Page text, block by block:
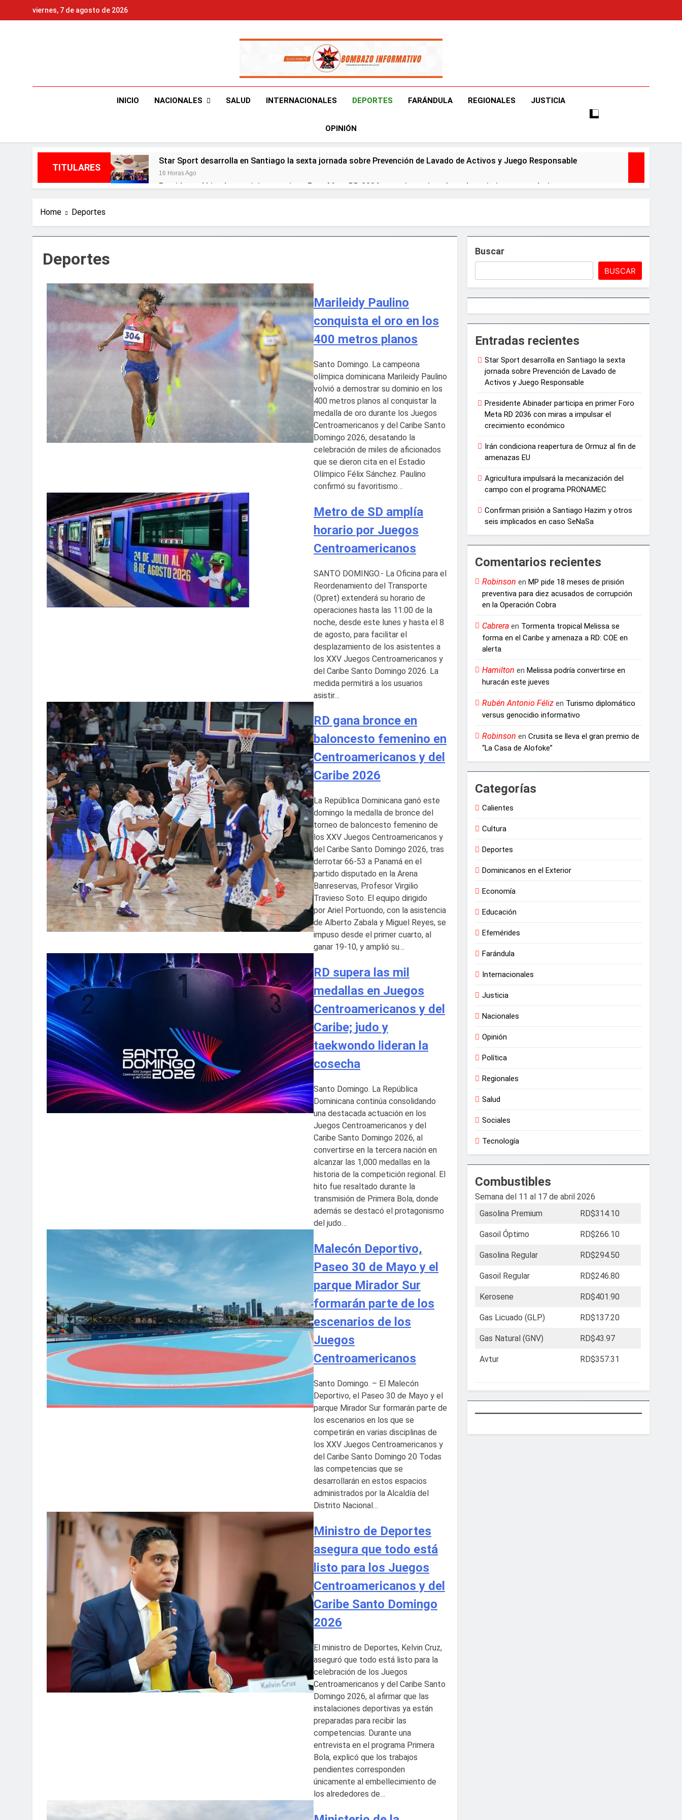
viernes, 7 de agosto de 2026
Bombazo Informativo
INICIO NACIONALES SALUD INTERNACIONALES DEPORTES FARÁNDULA REGIONALES JUSTICIA
OPINIÓN
TITULARES
Star Sport desarrolla en Santiago la sexta jornada sobre Prevención de Lavado de Activos y Juego Responsable
16 Horas Ago
Presidente Abinader participa en primer Foro Meta RD 2036 con miras a impulsar el crecimiento económico
Agricultura impulsará la mecanización del campo con el programa PRONAMEC
Marileidy Paulino conquista el oro en los 400 metros planos
22 Horas Ago
Sector de bancas deportivas plantea posición sobre proyecto de Ley General de Juegos de Azar
2 Días Ago
Metro de SD amplía horario por Juegos Centroamericanos
4 Días Ago
Embajada dominicana en Francia y Banreservas lanzan convocatoria para residencias artísticas en París
4 Días Ago
Gobierno da continuidad al proyecto Azua II – Pueblo Viejo, fortaleciendo el desarrollo agrícola de la provincia
4 Días Ago
Home Deportes
Deportes
Marileidy Paulino
conquista el oro en los
400 metros planos
Santo Domingo. La campeona
olímpica dominicana Marileidy Paulino
volvió a demostrar su dominio en los
400 metros planos al conquistar la
medalla de oro durante los Juegos
Centroamericanos y del Caribe Santo
Domingo 2026, desatando la
celebración de miles de aficionados
que se dieron cita en el Estadio
Olímpico Félix Sánchez. Paulino
confirmó su favoritismo…
Metro de SD amplía
horario por Juegos
Centroamericanos
SANTO DOMINGO.- La Oficina para el
Reordenamiento del Transporte
(Opret) extenderá su horario de
operaciones hasta las 11:00 de la
noche, desde este lunes y hasta el 8
de agosto, para facilitar el
desplazamiento de los asistentes a
los XXV Juegos Centroamericanos y
del Caribe Santo Domingo 2026. La
medida permitirá a los usuarios
asistir…
RD gana bronce en
baloncesto femenino en
Centroamericanos y del
Caribe 2026
La República Dominicana ganó este
domingo la medalla de bronce del
torneo de baloncesto femenino de
los XXV Juegos Centroamericanos y
del Caribe Santo Domingo 2026, tras
derrotar 66-53 a Panamá en el
partido disputado en la Arena
Banreservas, Profesor Virgilio
Travieso Soto. El equipo dirigido
por Ariel Portuondo, con la asistencia
de Alberto Zabala y Miguel Reyes, se
impuso desde el primer cuarto, al
ganar 19-10, y amplió su…
RD supera las mil
medallas en Juegos
Centroamericanos y del
Caribe; judo y
taekwondo lideran la
cosecha
Santo Domingo. La República
Dominicana continúa consolidando
una destacada actuación en los
Juegos Centroamericanos y del
Caribe Santo Domingo 2026, al
convertirse en la tercera nación en
alcanzar las 1,000 medallas en la
historia de la competición regional. El
hito fue resaltado durante la
transmisión de Primera Bola, donde
además se destacó el protagonismo
del judo…
Malecón Deportivo,
Paseo 30 de Mayo y el
parque Mirador Sur
formarán parte de los
escenarios de los
Juegos
Centroamericanos
Santo Domingo. – El Malecón
Deportivo, el Paseo 30 de Mayo y el
parque Mirador Sur formarán parte de
los escenarios en los que se
competirán en varias disciplinas de
los XXV Juegos Centroamericanos y
del Caribe Santo Domingo 20 Todas
las competencias que se
desarrollarán en estos espacios
administrados por la Alcaldía del
Distrito Nacional…
Ministro de Deportes
asegura que todo está
listo para los Juegos
Centroamericanos y del
Caribe Santo Domingo
2026
El ministro de Deportes, Kelvin Cruz,
aseguró que todo está listo para la
celebración de los Juegos
Centroamericanos y del Caribe Santo
Domingo 2026, al afirmar que las
instalaciones deportivas ya están
preparadas para recibir las
competencias. Durante una
entrevista en el programa Primera
Bola, explicó que los trabajos
pendientes corresponden
únicamente al embellecimiento de
los alrededores de…
Buscar
BUSCAR
Entradas recientes
Star Sport desarrolla en Santiago la sexta
jornada sobre Prevención de Lavado de
Activos y Juego Responsable
Presidente Abinader participa en primer Foro
Meta RD 2036 con miras a impulsar el
crecimiento económico
Irán condiciona reapertura de Ormuz al fin de
amenazas EU
Agricultura impulsará la mecanización del
campo con el programa PRONAMEC
Confirman prisión a Santiago Hazim y otros
seis implicados en caso SeNaSa
Comentarios recientes
Robinson enMP pide 18 meses de prisión
preventiva para diez acusados de corrupción
en la Operación Cobra
Cabrera en Tormenta tropical Melissa se
forma en el Caribe y amenaza a RD: COE en
alerta
Hamilton enMelissa podría convertirse en
huracán este jueves
Rubén Antonio Féliz en Turismo diplomático
versus genocidio informativo
Robinson enCrusita se lleva el gran premio de
“La Casa de Alofoke”
Categorías
Calientes
Cultura
Deportes
Dominicanos en el Exterior
Economía
Educación
Efemérides
Farándula
Internacionales
Justicia
Nacionales
Opinión
Política
Regionales
Salud
Sociales
Tecnología
Combustibles
Semana del 11 al 17 de abril 2026
Gasolina Premium
RD$314.10
Gasoil Óptimo RD$266.10
Gasolina Regular RD$294.50
Gasoil Regular RD$246.80
Kerosene RD$401.90
Gas Licuado (GLP) RD$137.20
Gas Natural (GNV) RD$43.97
Avtur RD$357.31